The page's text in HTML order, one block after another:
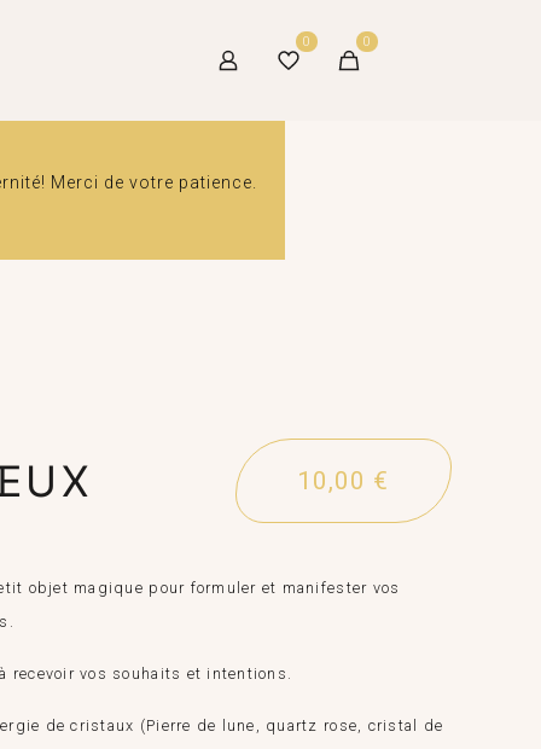
0 0
Merci de votre patience.
10,00 €
objet magique pour formuler et manifester vos
recevoir vos souhaits et intentions.
de cristaux (Pierre de lune, quartz rose, cristal de